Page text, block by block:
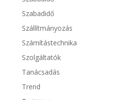
Szabadidő
Szállítmányozás
Számítástechnika
Szolgáltatók
Tanácsadás
Trend